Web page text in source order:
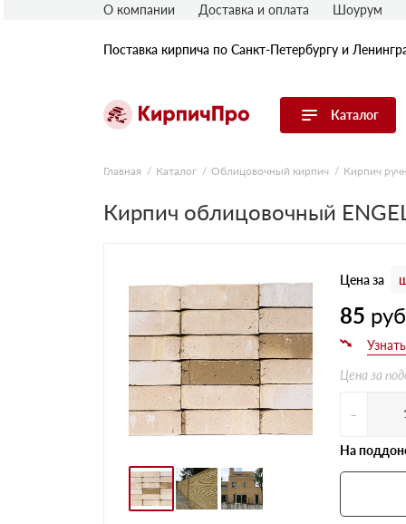
Поставка кирпича по Санкт-Петербургу и
Каталог
Перейти в каталог
Строительный (рядовой) кирпич
Фасадная плитка, камень, декор
Печной кирпич
Брусчатка и мощение
Кладочные смеси
О компании Доставка и оплата Шоурум
Главная Каталог Облицовочный кирпич Кирпич
Кирпич облицовочный
Цена за
85 руб
Цена за
-
На